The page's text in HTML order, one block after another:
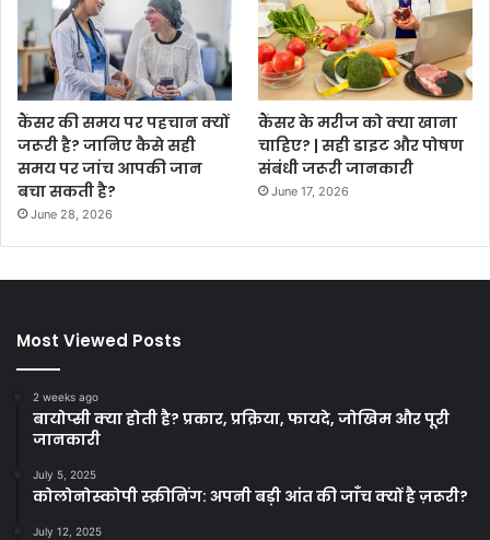
कैंसर की समय पर पहचान क्यों
जरूरी है? जानिए कैसे सही
समय पर जांच आपकी जान
बचा सकती है?
June 28, 2026
कैंसर के मरीज को क्या खाना
चाहिए? | सही डाइट और पोषण
संबंधी जरूरी जानकारी
June 17, 2026
Most Viewed Posts
2 weeks ago
बायोप्सी क्या होती है? प्रकार, प्रक्रिया, फायदे, जोखिम और पूरी
जानकारी
July 5, 2025
कोलोनोस्कोपी स्क्रीनिंग: अपनी बड़ी आंत की जाँच क्यों है ज़रूरी?
July 12, 2025